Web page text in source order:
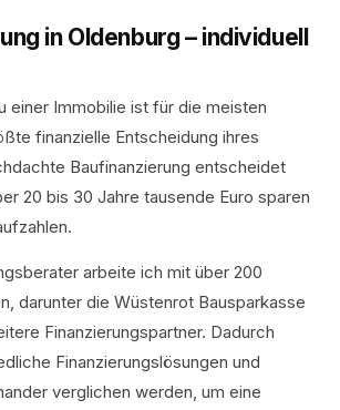
in Oldenburg – individuell
einer Immobilie ist für die meisten
finanzielle Entscheidung ihres
Baufinanzierung entscheidet
20 bis 30 Jahre tausende Euro sparen
arbeite ich mit über 200
darunter die Wüstenrot Bausparkasse
Finanzierungspartner. Dadurch
Finanzierungslösungen und
verglichen werden, um eine